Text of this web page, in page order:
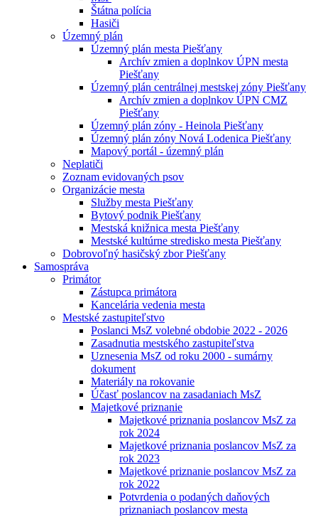
Štátna polícia
Hasiči
Územný plán
Územný plán mesta Piešťany
Archív zmien a doplnkov ÚPN mesta
Piešťany
Územný plán centrálnej mestskej zóny Piešťany
Archív zmien a doplnkov ÚPN CMZ
Piešťany
Územný plán zóny - Heinola Piešťany
Územný plán zóny Nová Lodenica Piešťany
Mapový portál - územný plán
Neplatiči
Zoznam evidovaných psov
Organizácie mesta
Služby mesta Piešťany
Bytový podnik Piešťany
Mestská knižnica mesta Piešťany
Mestské kultúrne stredisko mesta Piešťany
Dobrovoľný hasičský zbor Piešťany
Samospráva
Primátor
Zástupca primátora
Kancelária vedenia mesta
Mestské zastupiteľstvo
Poslanci MsZ volebné obdobie 2022 - 2026
Zasadnutia mestského zastupiteľstva
Uznesenia MsZ od roku 2000 - sumárny
dokument
Materiály na rokovanie
Účasť poslancov na zasadaniach MsZ
Majetkové priznanie
Majetkové priznania poslancov MsZ za
rok 2024
Majetkové priznania poslancov MsZ za
rok 2023
Majetkové priznanie poslancov MsZ za
rok 2022
Potvrdenia o podaných daňových
priznaniach poslancov mesta